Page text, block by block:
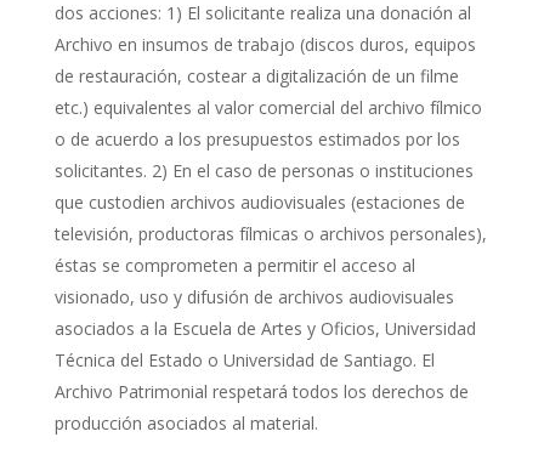
dos acciones: 1) El solicitante realiza una donación al
Archivo en insumos de trabajo (discos duros, equipos
de restauración, costear a digitalización de un filme
etc.) equivalentes al valor comercial del archivo fílmico
o de acuerdo a los presupuestos estimados por los
solicitantes. 2) En el caso de personas o instituciones
que custodien archivos audiovisuales (estaciones de
televisión, productoras fílmicas o archivos personales),
éstas se comprometen a permitir el acceso al
visionado, uso y difusión de archivos audiovisuales
asociados a la Escuela de Artes y Oficios, Universidad
Técnica del Estado o Universidad de Santiago. El
Archivo Patrimonial respetará todos los derechos de
producción asociados al material.